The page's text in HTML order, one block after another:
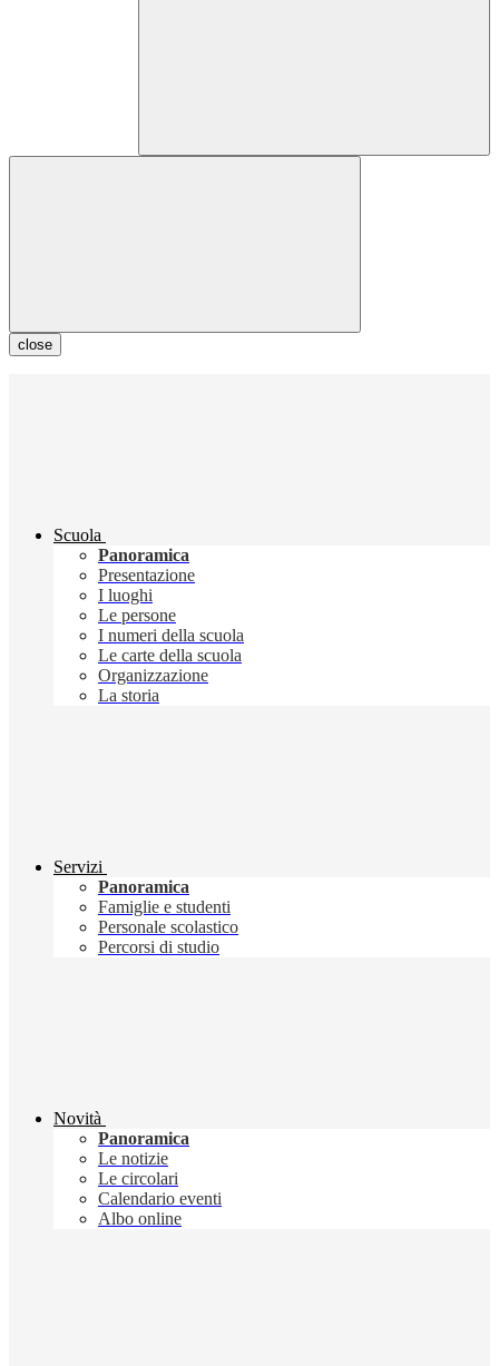
close
Scuola
Panoramica
Presentazione
I luoghi
Le persone
I numeri della scuola
Le carte della scuola
Organizzazione
La storia
Servizi
Panoramica
Famiglie e studenti
Personale scolastico
Percorsi di studio
Novità
Panoramica
Le notizie
Le circolari
Calendario eventi
Albo online